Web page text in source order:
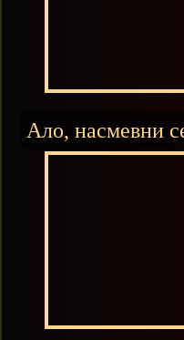
Ало, насмевни